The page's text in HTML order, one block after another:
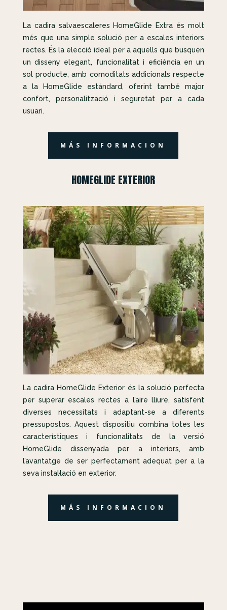
La cadira salvaescaleres HomeGlide Extra és molt
més que una simple solució per a escales interiors
rectes. És la elecció ideal per a aquells que busquen
un disseny elegant, funcionalitat i eficiència en un
sol producte, amb comoditats addicionals respecte
a la HomeGlide estàndard, oferint també major
confort, personalització i seguretat per a cada
usuari.
MÁS INFORMACION
HOMEGLIDE EXTERIOR
La cadira HomeGlide Exterior és la solució perfecta
per superar escales rectes a l’aire lliure, satisfent
diverses necessitats i adaptant-se a diferents
pressupostos. Aquest dispositiu combina totes les
característiques i funcionalitats de la versió
HomeGlide dissenyada per a interiors, amb
l’avantatge de ser perfectament adequat per a la
seva instal·lació en exterior.
MÁS INFORMACION